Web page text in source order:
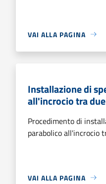
VAI ALLA PAGINA
Installazione di
all'incrocio tra
Procedimento di
parabolico all'incrocio
VAI ALLA PAGINA